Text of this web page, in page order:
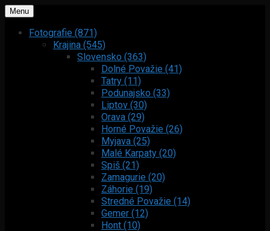
Menu
Fotografie (871)
Krajina (545)
Slovensko (363)
Dolné Považie (41)
Tatry (11)
Podunajsko (33)
Liptov (30)
Orava (29)
Horné Považie (26)
Myjava (25)
Malé Karpaty (20)
Spiš (21)
Zamagurie (20)
Záhorie (19)
Stredné Považie (14)
Gemer (12)
Hont (10)